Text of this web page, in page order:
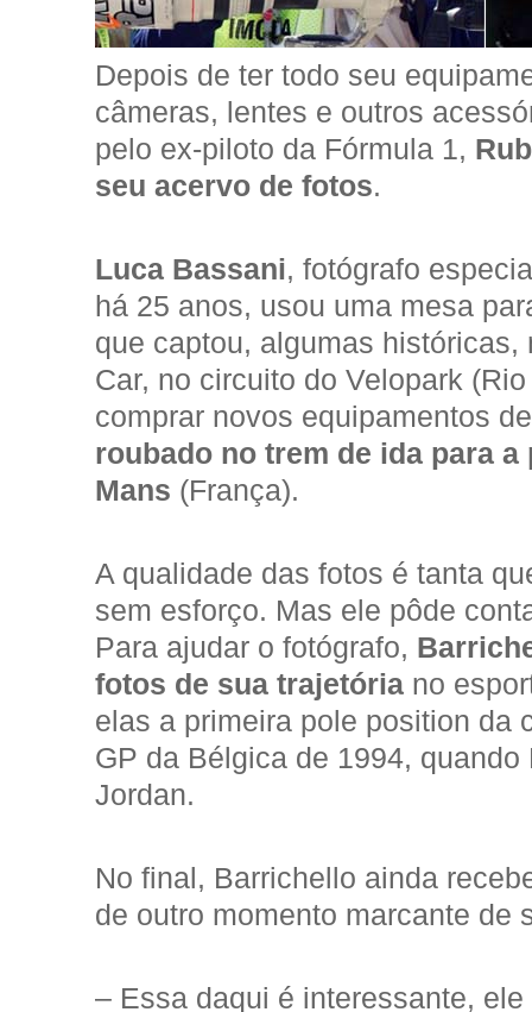
Depois de ter todo seu
câmeras, lentes e outros
pelo ex-piloto da Fórmula 1,
seu acervo de fotos.
Luca Bassani, fotógrafo
há 25 anos, usou uma mesa
que captou, algumas
Car, no circuito do Velopark
comprar novos equipamentos
roubado no trem de ida para
Mans (França).
A qualidade das fotos é tanta
sem esforço. Mas ele pôde
Para ajudar o fotógrafo,
fotos de sua trajetória no
elas a primeira pole position da
GP da Bélgica de 1994,
Jordan.
No final, Barrichello ainda
de outro momento marcante de
– Essa daqui é interessante,